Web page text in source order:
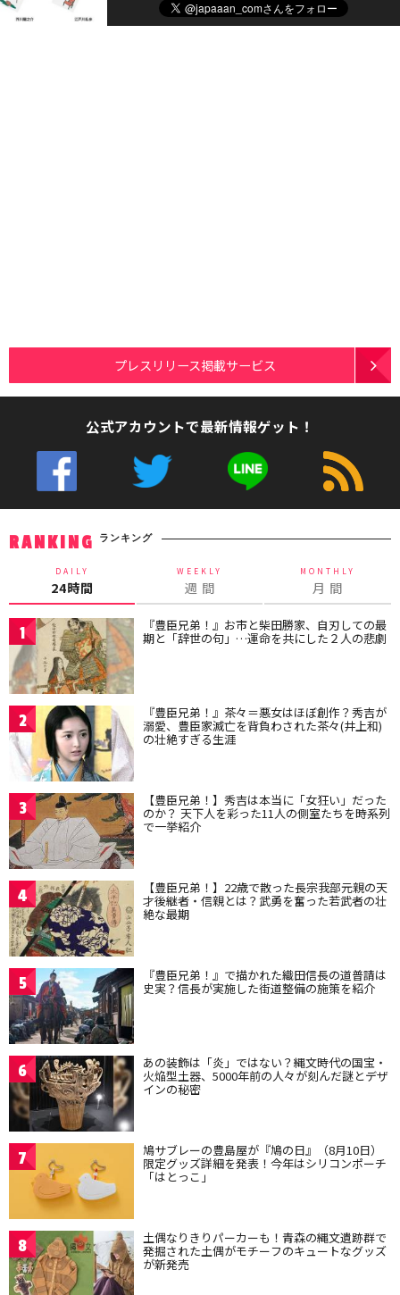
プレスリリース掲載サービス
公式アカウントで最新情報ゲット！
RANKING ランキング
DAILY
24時間
WEEKLY
週 間
MONTHLY
月 間
1 『豊臣兄弟！』お市と柴田勝家、自刃しての最
期と「辞世の句」…運命を共にした２人の悲劇
2 『豊臣兄弟！』茶々＝悪女はほぼ創作？秀吉が
溺愛、豊臣家滅亡を背負わされた茶々(井上和)
の壮絶すぎる生涯
3 【豊臣兄弟！】秀吉は本当に「女狂い」だった
のか？ 天下人を彩った11人の側室たちを時系列
で一挙紹介
4 【豊臣兄弟！】22歳で散った長宗我部元親の天
才後継者・信親とは？武勇を奮った若武者の壮
絶な最期
5 『豊臣兄弟！』で描かれた織田信長の道普請は
史実？信長が実施した街道整備の施策を紹介
6 あの装飾は「炎」ではない？縄文時代の国宝・
火焔型土器、5000年前の人々が刻んだ謎とデザ
インの秘密
7 鳩サブレーの豊島屋が『鳩の日』（8月10日）
限定グッズ詳細を発表！今年はシリコンポーチ
「はとっこ」
8 土偶なりきりパーカーも！青森の縄文遺跡群で
発掘された土偶がモチーフのキュートなグッズ
が新発売